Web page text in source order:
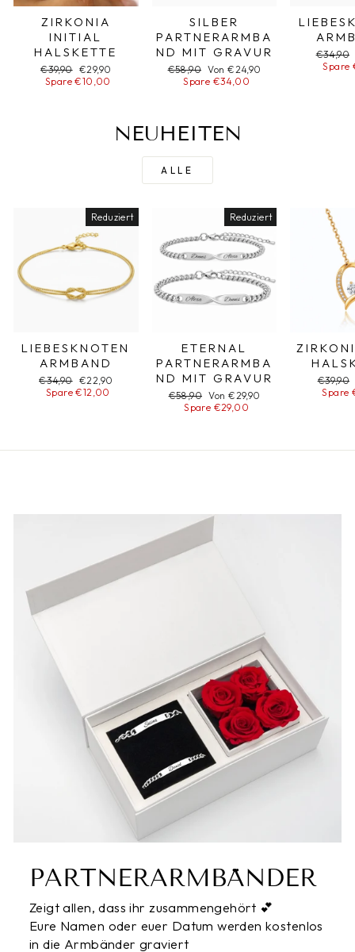
ZIRKONIA
INITIAL
HALSKETTE
Normaler
Preis
€39,90 Sonderpreis
€29,90
Spare €10,00
SILBER
PARTNERARMBA
ND MIT GRAVUR
Normaler
Preis
€58,90 Sonderpreis
Von €24,90
Spare €34,00
Preis
€34,90
Spare
NEUHEITEN
ALLE
Reduziert
LIEBESKNOTEN
ARMBAND
Normaler
Preis
€34,90 Sonderpreis
€22,90
Spare €12,00
Reduziert
ETERNAL
PARTNERARMBA
ND MIT GRAVUR
Normaler
Preis
€58,90 Sonderpreis
Von €29,90
Spare €29,00
Preis
€39,90
Spare
PARTNERARMBÄNDER
Zeigt allen, dass ihr zusammengehört 💕
Eure Namen oder euer Datum werden kostenlos
in die Armbänder graviert